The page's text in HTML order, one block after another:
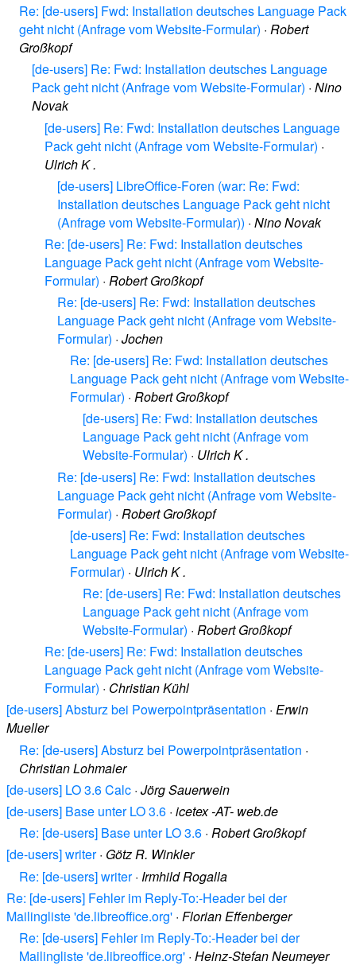
Re: [de-users] Fwd: Installation deutsches Language Pack
geht nicht (Anfrage vom Website-Formular) · Robert
Großkopf
[de-users] Re: Fwd: Installation deutsches Language
Pack geht nicht (Anfrage vom Website-Formular) · Nino
Novak
[de-users] Re: Fwd: Installation deutsches Language
Pack geht nicht (Anfrage vom Website-Formular) ·
Ulrich K .
[de-users] LibreOffice-Foren (war: Re: Fwd:
Installation deutsches Language Pack geht nicht
(Anfrage vom Website-Formular)) · Nino Novak
Re: [de-users] Re: Fwd: Installation deutsches
Language Pack geht nicht (Anfrage vom Website-
Formular) · Robert Großkopf
Re: [de-users] Re: Fwd: Installation deutsches
Language Pack geht nicht (Anfrage vom Website-
Formular) · Jochen
Re: [de-users] Re: Fwd: Installation deutsches
Language Pack geht nicht (Anfrage vom Website-
Formular) · Robert Großkopf
[de-users] Re: Fwd: Installation deutsches
Language Pack geht nicht (Anfrage vom
Website-Formular) · Ulrich K .
Re: [de-users] Re: Fwd: Installation deutsches
Language Pack geht nicht (Anfrage vom Website-
Formular) · Robert Großkopf
[de-users] Re: Fwd: Installation deutsches
Language Pack geht nicht (Anfrage vom Website-
Formular) · Ulrich K .
Re: [de-users] Re: Fwd: Installation deutsches
Language Pack geht nicht (Anfrage vom
Website-Formular) · Robert Großkopf
Re: [de-users] Re: Fwd: Installation deutsches
Language Pack geht nicht (Anfrage vom Website-
Formular) · Christian Kühl
[de-users] Absturz bei Powerpointpräsentation · Erwin
Mueller
Re: [de-users] Absturz bei Powerpointpräsentation ·
Christian Lohmaier
[de-users] LO 3.6 Calc · Jörg Sauerwein
[de-users] Base unter LO 3.6 · icetex -AT- web.de
Re: [de-users] Base unter LO 3.6 · Robert Großkopf
[de-users] writer· Götz R. Winkler
Re: [de-users] writer· Irmhild Rogalla
Re: [de-users] Fehler im Reply-To:-Header bei der
Mailingliste 'de.libreoffice.org' · Florian Effenberger
Re: [de-users] Fehler im Reply-To:-Header bei der
Mailingliste 'de.libreoffice.org' · Heinz-Stefan Neumeyer